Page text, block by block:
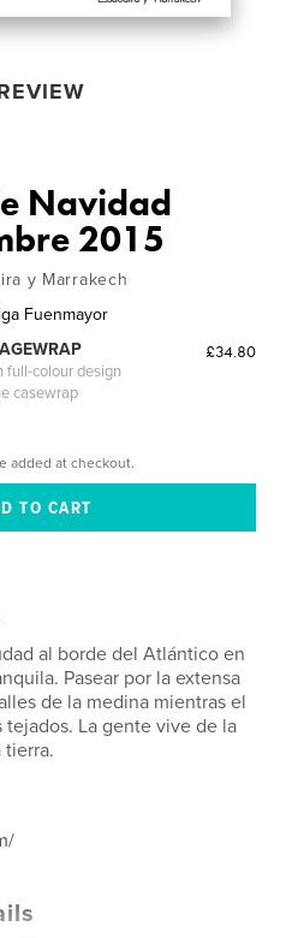
Navidad
2015
y Marrakech
Fuenmayor
full-colour design
casewrap
£34.80
added at checkout.
al borde del Atlántico en
Pasear por la extensa
de la medina mientras el
La gente vive de la
tierra.